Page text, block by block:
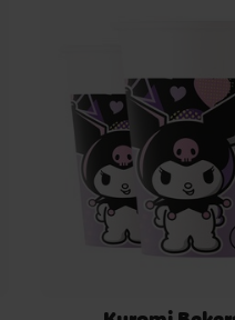
Kitty
en activiteiten geïnspireerd
de kamer en laat de kinderen
een parcours uit met kleine
in schattige katjes met